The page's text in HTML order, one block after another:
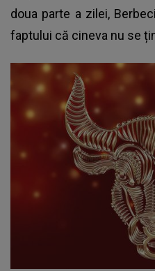
doua parte a zilei,
faptului că cineva nu se